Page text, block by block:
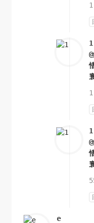
1
1
1
1
e